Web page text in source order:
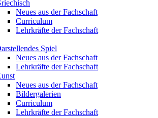
Neues aus der Fachschaft
Curriculum
Lehrkräfte der Fachschaft
Spiel
Neues aus der Fachschaft
Lehrkräfte der Fachschaft
Neues aus der Fachschaft
Bildergalerien
Curriculum
Lehrkräfte der Fachschaft